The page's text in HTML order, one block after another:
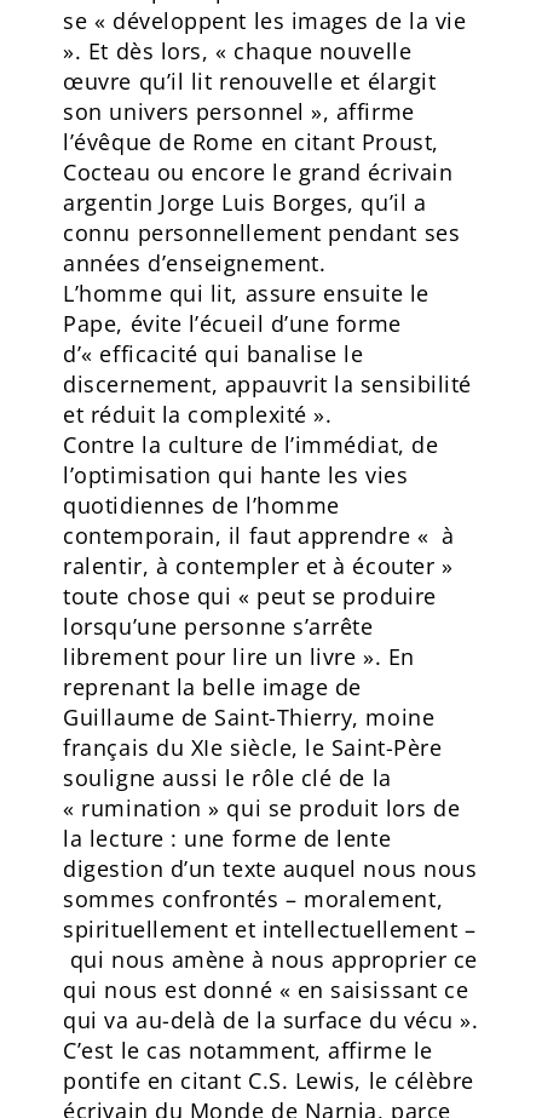
se « développent les images de la vie
». Et dès lors, « chaque nouvelle
œuvre qu’il lit renouvelle et élargit
son univers personnel », affirme
l’évêque de Rome en citant Proust,
Cocteau ou encore le grand écrivain
argentin Jorge Luis Borges, qu’il a
connu personnellement pendant ses
années d’enseignement.
L’homme qui lit, assure ensuite le
Pape, évite l’écueil d’une forme
d’« efficacité qui banalise le
discernement, appauvrit la sensibilité
et réduit la complexité ».
Contre la culture de l’immédiat, de
l’optimisation qui hante les vies
quotidiennes de l’homme
contemporain, il faut apprendre « à
ralentir, à contempler et à écouter »
toute chose qui « peut se produire
lorsqu’une personne s’arrête
librement pour lire un livre ». En
reprenant la belle image de
Guillaume de Saint-Thierry, moine
français du XIe siècle, le Saint-Père
souligne aussi le rôle clé de la
« rumination » qui se produit lors de
la lecture : une forme de lente
digestion d’un texte auquel nous nous
sommes confrontés – moralement,
spirituellement et intellectuellement –
qui nous amène à nous approprier ce
qui nous est donné « en saisissant ce
qui va au-delà de la surface du vécu ».
C’est le cas notamment, affirme le
pontife en citant C.S. Lewis, le célèbre
écrivain du Monde de Narnia, parce